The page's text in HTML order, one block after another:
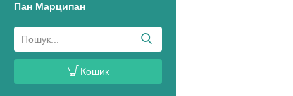
Пан Марципан
Кошик